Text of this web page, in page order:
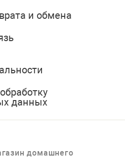
и обмена
данных
домашнего